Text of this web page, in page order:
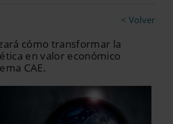
< Volver
cómo transformar la
en valor económico
CAE.